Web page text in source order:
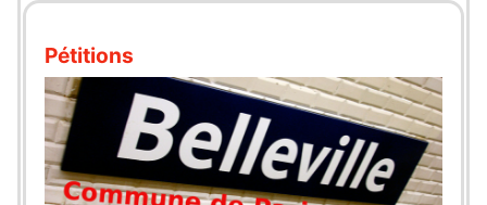
Pétitions